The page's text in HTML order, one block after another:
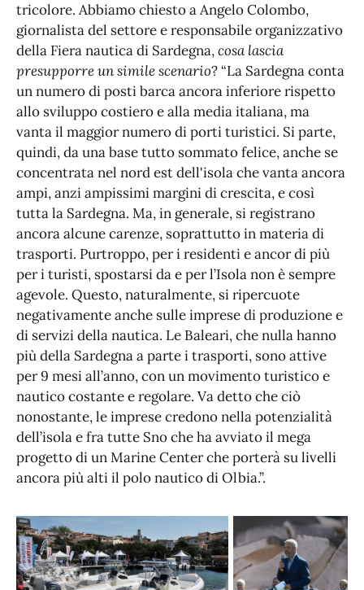
tricolore. Abbiamo chiesto a Angelo Colombo,
giornalista del settore e responsabile organizzativo
della Fiera nautica di Sardegna,cosa lascia
presupporre un simile scenario? “La Sardegna conta
un numero di posti barca ancora inferiore rispetto
allo sviluppo costiero e alla media italiana, ma
vanta il maggior numero di porti turistici. Si parte,
quindi, da una base tutto sommato felice, anche se
concentrata nel nord est dell'isola che vanta ancora
ampi, anzi ampissimi margini di crescita, e così
tutta la Sardegna. Ma, in generale, si registrano
ancora alcune carenze, soprattutto in materia di
trasporti. Purtroppo, per i residenti e ancor di più
per i turisti, spostarsi da e per l’Isola non è sempre
agevole. Questo, naturalmente, si ripercuote
negativamente anche sulle imprese di produzione e
di servizi della nautica. Le Baleari, che nulla hanno
più della Sardegna a parte i trasporti, sono attive
per 9 mesi all’anno, con un movimento turistico e
nautico costante e regolare. Va detto che ciò
nonostante, le imprese credono nella potenzialità
dell’isola e fra tutte Sno che ha avviato il mega
progetto di un Marine Center che porterà su livelli
ancora più alti il polo nautico di Olbia.”.